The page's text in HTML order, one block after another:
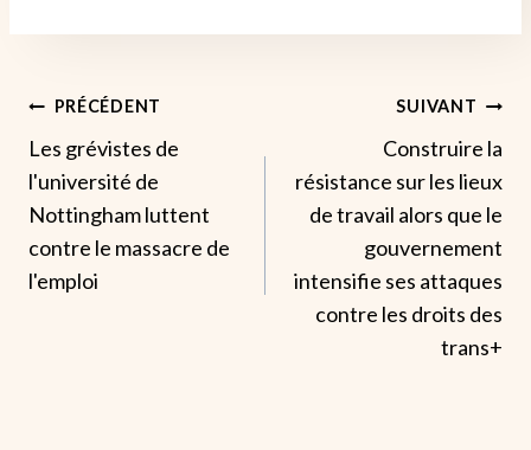
Navigation
De
L’article
PRÉCÉDENT
Les grévistes de
l'université de
Nottingham luttent
contre le massacre de
l'emploi
SUIVANT
Construire la
résistance sur les lieux
de travail alors que le
gouvernement
intensifie ses attaques
contre les droits des
trans+